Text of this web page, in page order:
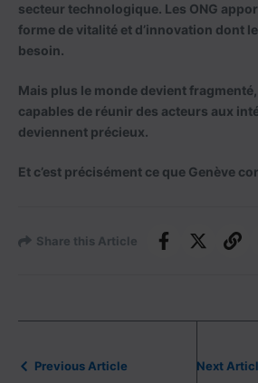
secteur technologique. Les ONG
forme de vitalité et d’innovation dont
besoin.
Mais plus le monde devient
capables de réunir des acteurs aux
deviennent précieux.
Et c’est précisément ce que Genève
Share this Article
Previous Article Next